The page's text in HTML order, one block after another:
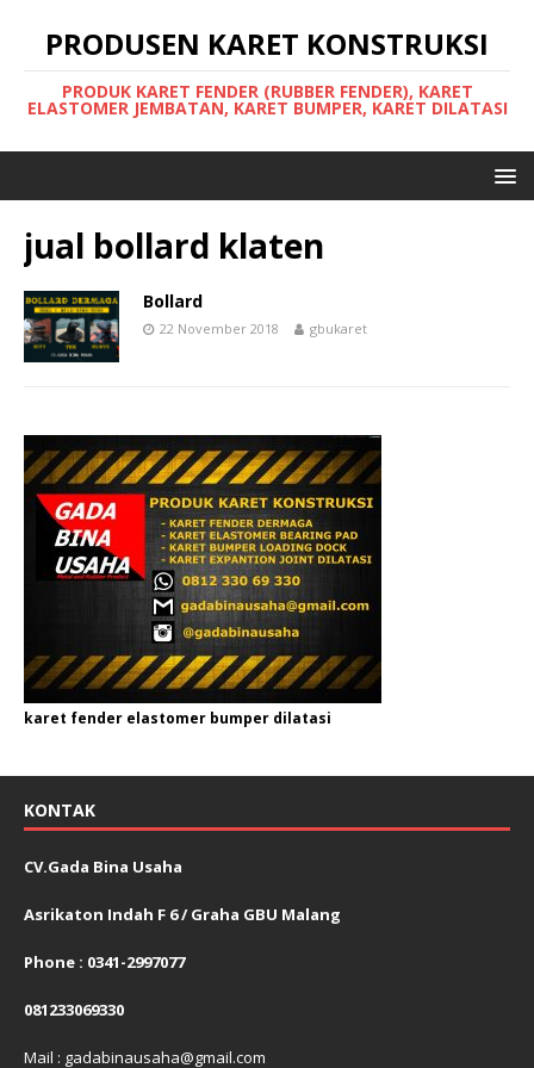
PRODUSEN KARET KONSTRUKSI
PRODUK KARET FENDER (RUBBER FENDER), KARET
ELASTOMER JEMBATAN, KARET BUMPER, KARET DILATASI
jual bollard klaten
Bollard
22 November 2018 gbukaret
karet fender elastomer bumper dilatasi
KONTAK
CV.Gada Bina Usaha
Asrikaton Indah F 6 / Graha GBU Malang
Phone : 0341-2997077
081233069330
Mail : gadabinausaha@gmail.com